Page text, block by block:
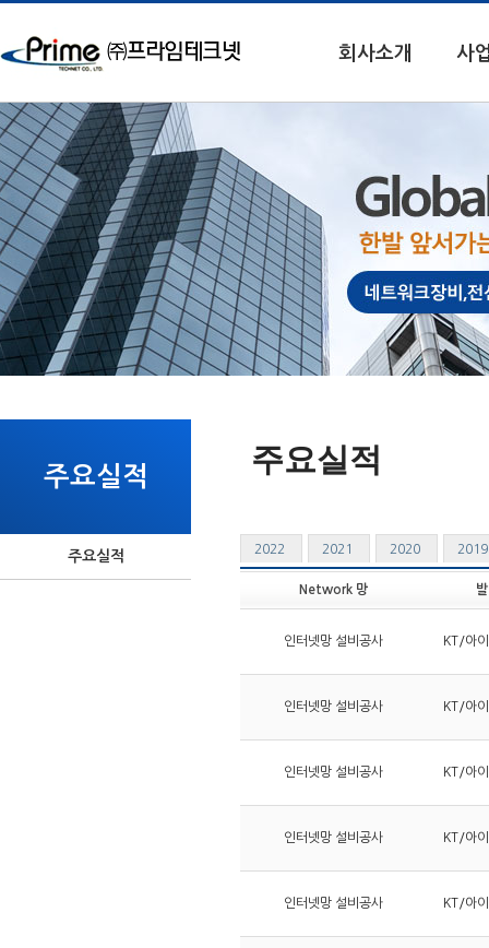
회사소개 사
주요실적
주요실적
주요실적
2022 2021 2020
Network 망
인터넷망 설비공사 KT/아
인터넷망 설비공사 KT/아
인터넷망 설비공사 KT/아
인터넷망 설비공사 KT/아
인터넷망 설비공사 KT/아